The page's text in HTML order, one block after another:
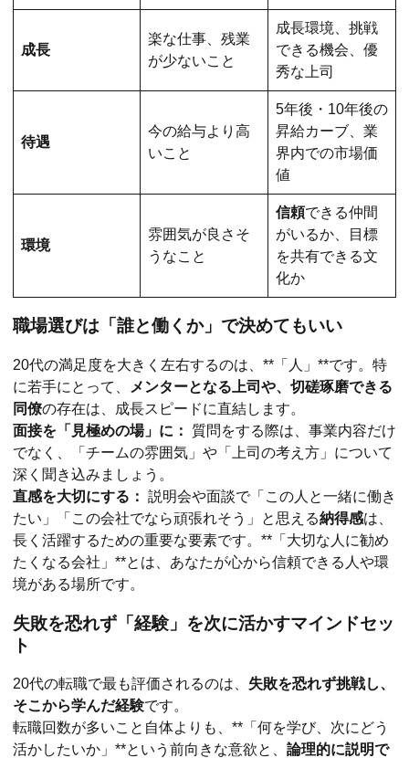
成長
楽な仕事、残業
が少ないこと
成長環境、挑戦
できる機会、優
秀な上司
待遇
今の給与より高
いこと
5年後・10年後の
昇給カーブ、業
界内での市場価
値
環境
雰囲気が良さそ
うなこと
信頼できる仲間
がいるか、目標
を共有できる文
化か
職場選びは「誰と働くか」で決めてもいい
20代の満足度を大きく左右するのは、**「人」**です。特
に若手にとって、
メンターとなる上司や、切磋琢磨できる
同僚の存在は、成長スピードに直結します。
面接を「見極めの場」に：
質問をする際は、事業内容だけ
でなく、「チームの雰囲気」や「上司の考え方」について
深く聞き込みましょう。
直感を大切にする： 説明会や面談で「この人と一緒に働き
たい」「この会社でなら頑張れそう」と思える納得感は、
長く活躍するための重要な要素です。**「大切な人に勧め
たくなる会社」**とは、あなたが心から信頼できる人や環
境がある場所です。
失敗を恐れず「経験」を次に活かすマインドセッ
ト
20代の転職で最も評価されるのは、 失敗を恐れず挑戦し、
そこから学んだ経験です。
転職回数が多いこと自体よりも、**「何を学び、次にどう
活かしたいか」**という前向きな意欲と、 論理的に説明で